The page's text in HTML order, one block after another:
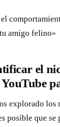
amigo felino»
el
explorado los
posible que